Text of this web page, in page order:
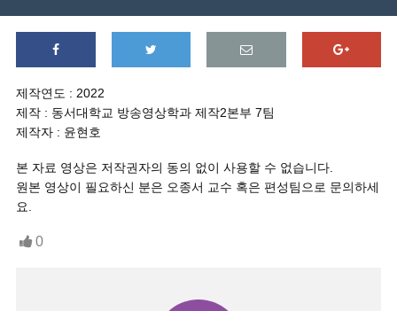
제작연도 : 2022
제작 : 동서대학교 방송영상학과 제작2본부 7팀
제작자 : 윤현호
본 자료 영상은 저작권자의 동의 없이 사용할 수 없습니다.
원본 영상이 필요하신 분은 오종서 교수 혹은 편성팀으로 문의하세
요.
0